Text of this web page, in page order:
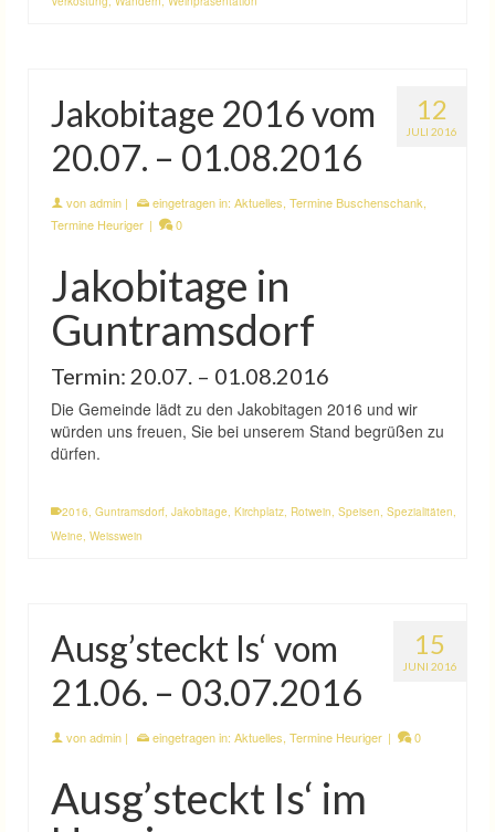
12
JULI 2016
Jakobitage 2016 vom
20.07. – 01.08.2016
vonadmin | eingetragen in: Aktuelles Termine Buschenschank
Termine Heuriger | 0
Jakobitage in
Guntramsdorf
Termin: 20.07. – 01.08.2016
Die Gemeinde lädt zu den Jakobitagen 2016 und wir
würden uns freuen, Sie bei unserem Stand begrüßen zu
dürfen.
2016 Guntramsdorf Jakobitage Kirchplatz Rotwein Speisen Spezialitäten
Weine Weisswein
15
JUNI 2016
Ausg’steckt Is‘ vom
21.06. – 03.07.2016
vonadmin | eingetragen in: Aktuelles Termine Heuriger | 0
Ausg’steckt Is‘ im